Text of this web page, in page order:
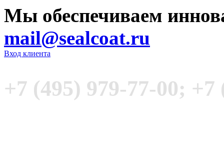
Мы обеспечиваем
mail@sealcoat.ru
Вход клиента
+7 (495) 979-77-00; +7